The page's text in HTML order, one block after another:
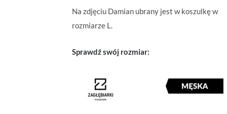
Na zdjęciu Damian ubrany jest w koszulkę w
rozmiarze L.
Sprawdź swój rozmiar: